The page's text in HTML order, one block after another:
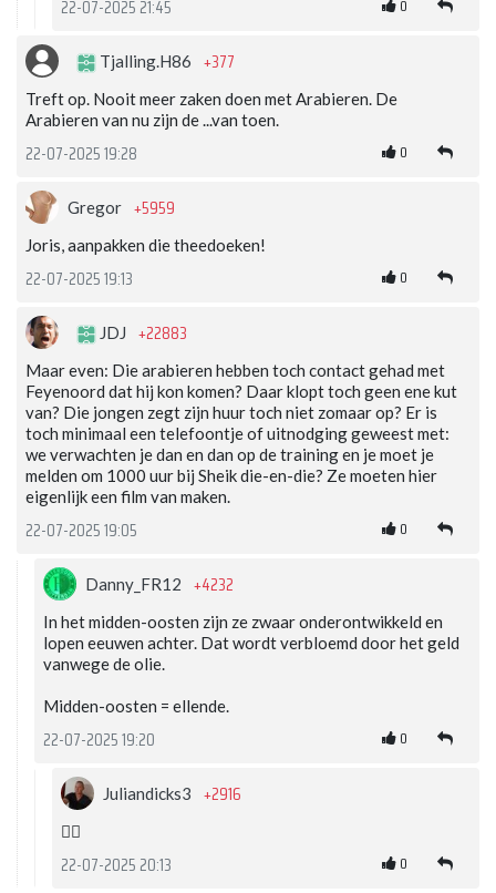
22-07-2025 21:45 0
Tjalling.H86 +377
Treft op. Nooit meer zaken doen met Arabieren. De
Arabieren van nu zijn de ...van toen.
22-07-2025 19:28 0
Gregor +5959
Joris, aanpakken die theedoeken!
22-07-2025 19:13 0
JDJ +22883
Maar even: Die arabieren hebben toch contact gehad met
Feyenoord dat hij kon komen? Daar klopt toch geen ene kut
van? Die jongen zegt zijn huur toch niet zomaar op? Er is
toch minimaal een telefoontje of uitnodging geweest met:
we verwachten je dan en dan op de training en je moet je
melden om 1000 uur bij Sheik die-en-die? Ze moeten hier
eigenlijk een film van maken.
22-07-2025 19:05 0
Danny_FR12 +4232
In het midden-oosten zijn ze zwaar onderontwikkeld en
lopen eeuwen achter. Dat wordt verbloemd door het geld
vanwege de olie.
Midden-oosten = ellende.
22-07-2025 19:20 0
Juliandicks3 +2916
👍🏻
22-07-2025 20:13 0